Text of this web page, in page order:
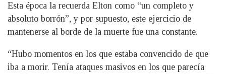
Esta época la recuerda Elton como “un completo y
absoluto borrón”, y por supuesto, este ejercicio de
mantenerse al borde de la muerte fue una constante.
“Hubo momentos en los que estaba convencido de que
iba a morir. Tenía ataques masivos en los que parecía